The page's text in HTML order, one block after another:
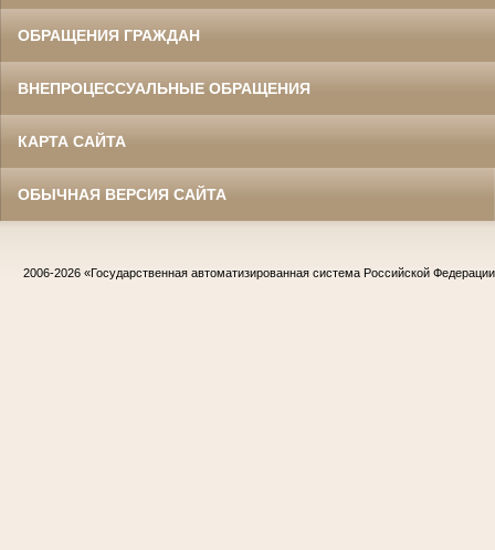
ОБРАЩЕНИЯ ГРАЖДАН
ВНЕПРОЦЕССУАЛЬНЫЕ ОБРАЩЕНИЯ
КАРТА САЙТА
ОБЫЧНАЯ ВЕРСИЯ САЙТА
2006-2026 «Государственная автоматизированная система Российской